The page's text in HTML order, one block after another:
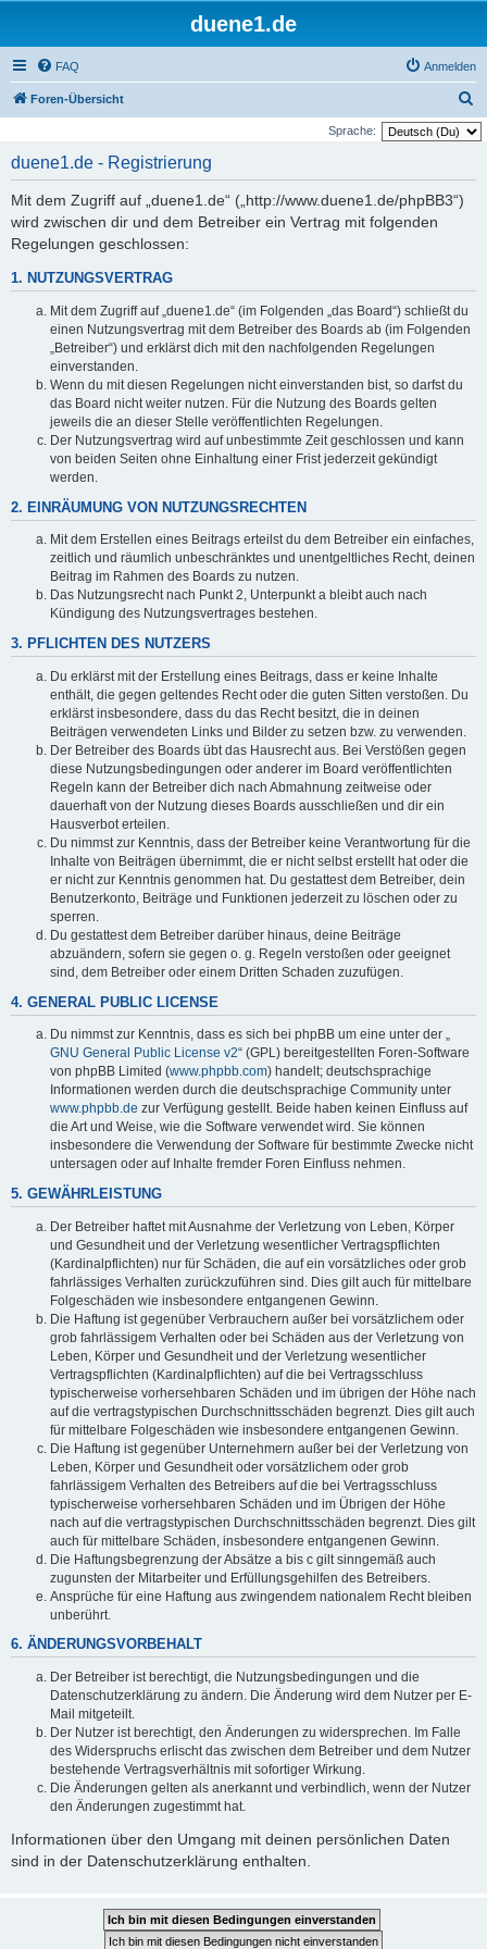
duene1.de
FAQ Anmelden
Foren-Übersicht
u
Sprache:
duene1.de - Registrierung
Mit dem Zugriff auf „duene1.de“ („http://www.duene1.de/phpBB3“)
wird zwischen dir und dem Betreiber ein Vertrag mit folgenden
Regelungen geschlossen:
1. NUTZUNGSVERTRAG
Mit dem Zugriff auf „duene1.de“ (im Folgenden „das Board“) schließt du
einen Nutzungsvertrag mit dem Betreiber des Boards ab (im Folgenden
„Betreiber“) und erklärst dich mit den nachfolgenden Regelungen
einverstanden.
Wenn du mit diesen Regelungen nicht einverstanden bist, so darfst du
das Board nicht weiter nutzen. Für die Nutzung des Boards gelten
jeweils die an dieser Stelle veröffentlichten Regelungen.
Der Nutzungsvertrag wird auf unbestimmte Zeit geschlossen und kann
von beiden Seiten ohne Einhaltung einer Frist jederzeit gekündigt
werden.
2. EINRÄUMUNG VON NUTZUNGSRECHTEN
Mit dem Erstellen eines Beitrags erteilst du dem Betreiber ein einfaches,
zeitlich und räumlich unbeschränktes und unentgeltliches Recht, deinen
Beitrag im Rahmen des Boards zu nutzen.
Das Nutzungsrecht nach Punkt 2, Unterpunkt a bleibt auch nach
Kündigung des Nutzungsvertrages bestehen.
3. PFLICHTEN DES NUTZERS
Du erklärst mit der Erstellung eines Beitrags, dass er keine Inhalte
enthält, die gegen geltendes Recht oder die guten Sitten verstoßen. Du
erklärst insbesondere, dass du das Recht besitzt, die in deinen
Beiträgen verwendeten Links und Bilder zu setzen bzw. zu verwenden.
Der Betreiber des Boards übt das Hausrecht aus. Bei Verstößen gegen
diese Nutzungsbedingungen oder anderer im Board veröffentlichten
Regeln kann der Betreiber dich nach Abmahnung zeitweise oder
dauerhaft von der Nutzung dieses Boards ausschließen und dir ein
Hausverbot erteilen.
Du nimmst zur Kenntnis, dass der Betreiber keine Verantwortung für die
Inhalte von Beiträgen übernimmt, die er nicht selbst erstellt hat oder die
er nicht zur Kenntnis genommen hat. Du gestattest dem Betreiber, dein
Benutzerkonto, Beiträge und Funktionen jederzeit zu löschen oder zu
sperren.
Du gestattest dem Betreiber darüber hinaus, deine Beiträge
abzuändern, sofern sie gegen o. g. Regeln verstoßen oder geeignet
sind, dem Betreiber oder einem Dritten Schaden zuzufügen.
4. GENERAL PUBLIC LICENSE
Du nimmst zur Kenntnis, dass es sich bei phpBB um eine unter der „
GNU General Public License v2“ (GPL) bereitgestellten Foren-Software
von phpBB Limited (www.phpbb.com) handelt; deutschsprachige
Informationen werden durch die deutschsprachige Community unter
www.phpbb.de zur Verfügung gestellt. Beide haben keinen Einfluss auf
die Art und Weise, wie die Software verwendet wird. Sie können
insbesondere die Verwendung der Software für bestimmte Zwecke nicht
untersagen oder auf Inhalte fremder Foren Einfluss nehmen.
5. GEWÄHRLEISTUNG
Der Betreiber haftet mit Ausnahme der Verletzung von Leben, Körper
und Gesundheit und der Verletzung wesentlicher Vertragspflichten
(Kardinalpflichten) nur für Schäden, die auf ein vorsätzliches oder grob
fahrlässiges Verhalten zurückzuführen sind. Dies gilt auch für mittelbare
Folgeschäden wie insbesondere entgangenen Gewinn.
Die Haftung ist gegenüber Verbrauchern außer bei vorsätzlichem oder
grob fahrlässigem Verhalten oder bei Schäden aus der Verletzung von
Leben, Körper und Gesundheit und der Verletzung wesentlicher
Vertragspflichten (Kardinalpflichten) auf die bei Vertragsschluss
typischerweise vorhersehbaren Schäden und im übrigen der Höhe nach
auf die vertragstypischen Durchschnittsschäden begrenzt. Dies gilt auch
für mittelbare Folgeschäden wie insbesondere entgangenen Gewinn.
Die Haftung ist gegenüber Unternehmern außer bei der Verletzung von
Leben, Körper und Gesundheit oder vorsätzlichem oder grob
fahrlässigem Verhalten des Betreibers auf die bei Vertragsschluss
typischerweise vorhersehbaren Schäden und im Übrigen der Höhe
nach auf die vertragstypischen Durchschnittsschäden begrenzt. Dies gilt
auch für mittelbare Schäden, insbesondere entgangenen Gewinn.
Die Haftungsbegrenzung der Absätze a bis c gilt sinngemäß auch
zugunsten der Mitarbeiter und Erfüllungsgehilfen des Betreibers.
Ansprüche für eine Haftung aus zwingendem nationalem Recht bleiben
unberührt.
6. ÄNDERUNGSVORBEHALT
Der Betreiber ist berechtigt, die Nutzungsbedingungen und die
Datenschutzerklärung zu ändern. Die Änderung wird dem Nutzer per E-
Mail mitgeteilt.
Der Nutzer ist berechtigt, den Änderungen zu widersprechen. Im Falle
des Widerspruchs erlischt das zwischen dem Betreiber und dem Nutzer
bestehende Vertragsverhältnis mit sofortiger Wirkung.
Die Änderungen gelten als anerkannt und verbindlich, wenn der Nutzer
den Änderungen zugestimmt hat.
Informationen über den Umgang mit deinen persönlichen Daten
sind in der Datenschutzerklärung enthalten.